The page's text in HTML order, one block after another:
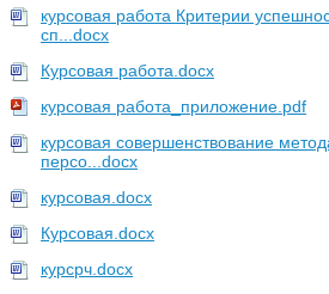
курсовая работа Критерии
сп...docx
Курсовая работа.docx
курсовая работа_приложение.pdf
курсовая совершенствование
персо...docx
курсовая.docx
Курсовая.docx
курсрч.docx